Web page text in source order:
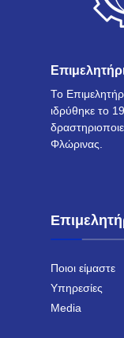
Το
ιδρύθηκε το
Φλώρινας.
Ποιοι είμαστε
Υπηρεσίες
Media